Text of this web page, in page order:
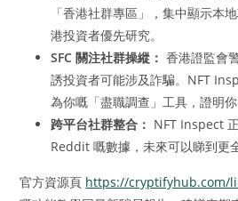
「香港社群專區」，集中顯示本
港投資者優先研究。
SFC 關注社群操縱： 香港證監會
誘投資者可能涉及詐騙。NFT
為你嘅「盡職調查」工具，證明你
跨平台社群整合： NFT Inspect
Reddit 嘅數據，未來可以睇到更
官方資源頁 https://cryptifyhub.com/